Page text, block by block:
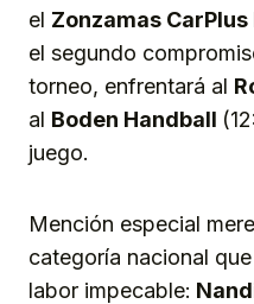
el Zonzamas CarPlus
el segundo
torneo, enfrentará al
al Boden Handball
juego.
Mención especial
categoría nacional
labor impecable: